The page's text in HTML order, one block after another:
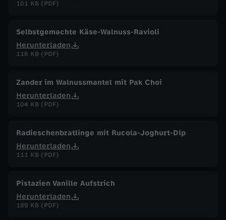
101 KB (PDF)
Selbstgemachte Käse-Walnuss-Ravioli
Herunterladen
116 KB (PDF)
Zander im Walnussmantel mit Pak Choi
Herunterladen
104 KB (PDF)
Radieschenbratlinge mit Rucola-Joghurt-Dip
Herunterladen
111 KB (PDF)
Pistazien Vanille Aufstrich
Herunterladen
189 KB (PDF)